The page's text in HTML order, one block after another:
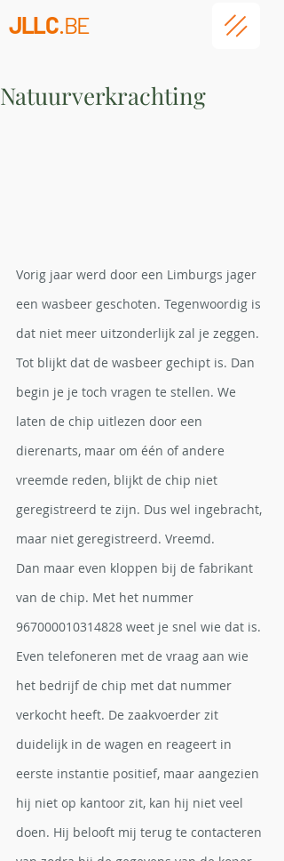
JLLC.BE
Natuurverkrachting
Vorig jaar werd door een Limburgs jager
een wasbeer geschoten. Tegenwoordig is
dat niet meer uitzonderlijk zal je zeggen.
Tot blijkt dat de wasbeer gechipt is. Dan
begin je je toch vragen te stellen. We
laten de chip uitlezen door een
dierenarts, maar om één of andere
vreemde reden, blijkt de chip niet
geregistreerd te zijn. Dus wel ingebracht,
maar niet geregistreerd. Vreemd.
Dan maar even kloppen bij de fabrikant
van de chip. Met het nummer
967000010314828 weet je snel wie dat is.
Even telefoneren met de vraag aan wie
het bedrijf de chip met dat nummer
verkocht heeft. De zaakvoerder zit
duidelijk in de wagen en reageert in
eerste instantie positief, maar aangezien
hij niet op kantoor zit, kan hij niet veel
doen. Hij belooft mij terug te contacteren